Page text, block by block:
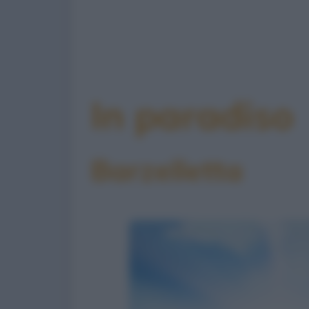
In paradiso
Barzelletta